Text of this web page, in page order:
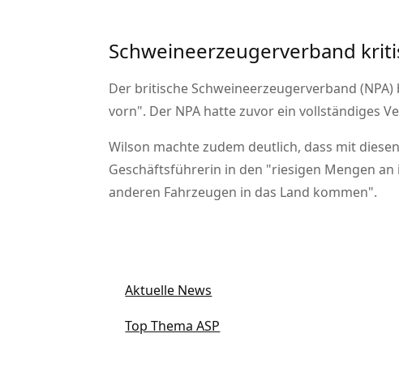
Schweineerzeugerverband
Der britische Schweineerzeugerverband
vorn . Der NPA hatte zuvor ein vollständiges
Wilson machte zudem deutlich, dass mit
Geschäftsführerin in den riesigen Mengen
anderen Fahrzeugen in das Land kommen .
Aktuelle News
Top Thema ASP